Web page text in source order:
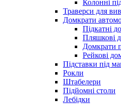
Колонні
Траверси для
Домкрати
Підкатні
Пляшкові
Домкрати
Рейкові
Підставки під
Рокли
Штабелери
Підйомні столи
Лебідки